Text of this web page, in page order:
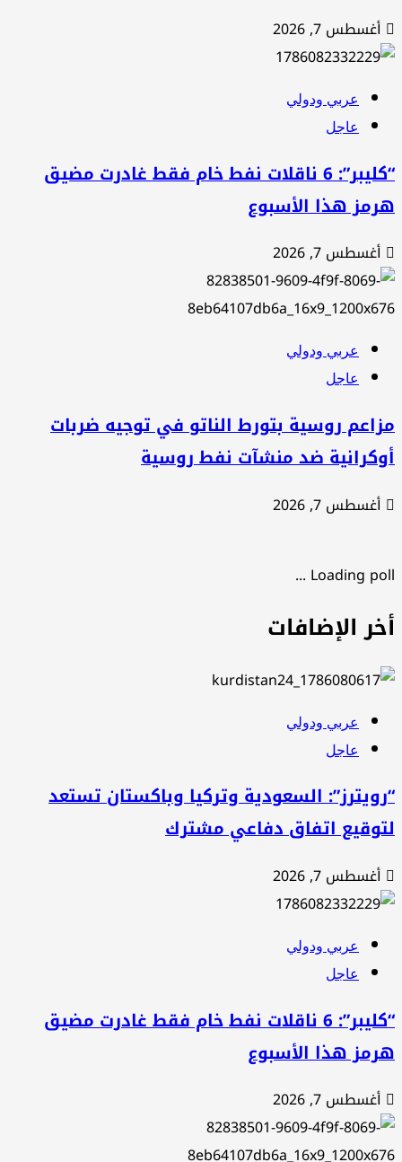
أغسطس 7, 2026
عربي ودولي
عاجل
“كليبر”: 6 ناقلات نفط خام فقط غادرت مضيق
هذا الأسبوع
أغسطس 7, 2026
عربي ودولي
عاجل
روسية بتورط الناتو في توجيه ضربات
ضد منشآت نفط روسية
أغسطس 7, 2026
Loading poll
الإضافات
عربي ودولي
عاجل
السعودية وتركيا وباكستان تستعد
اتفاق دفاعي مشترك
أغسطس 7, 2026
عربي ودولي
عاجل
“كليبر”: 6 ناقلات نفط خام فقط غادرت مضيق
هذا الأسبوع
أغسطس 7, 2026